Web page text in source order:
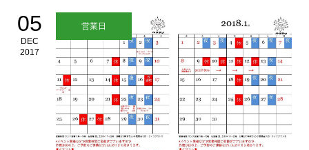
05
DEC
2017
営業日